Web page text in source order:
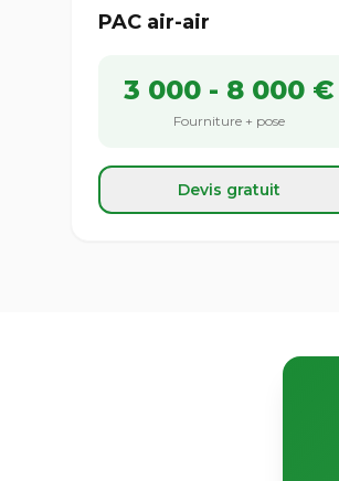
PAC air-air
3 000 - 8 000 €
Fourniture + pose
Devis gratuit